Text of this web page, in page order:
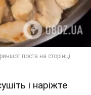
і наріжте